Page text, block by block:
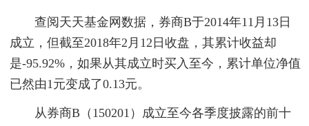
查阅天天基金网数据，券商B于2014年11月13日
成立，但截至2018年2月12日收盘，其累计收益却
是-95.92%，如果从其成立时买入至今，累计单位净值
已然由1元变成了0.13元。
从券商B（150201）成立至今各季度披露的前十